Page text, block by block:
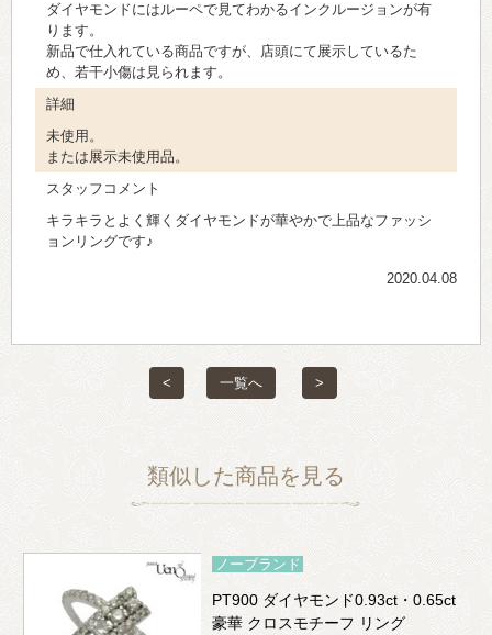
ダイヤモンドにはルーペで見てわかるインクルージョンが有
ります。
新品で仕入れている商品ですが、店頭にて展示しているた
め、若干小傷は見られます。
詳細
未使用。
または展示未使用品。
スタッフコメント
キラキラとよく輝くダイヤモンドが華やかで上品なファッシ
ョンリングです♪
2020.04.08
< 一覧へ >
類似した商品を見る
ノーブランド
PT900 ダイヤモンド0.93ct・0.65ct
豪華 クロスモチーフ リング